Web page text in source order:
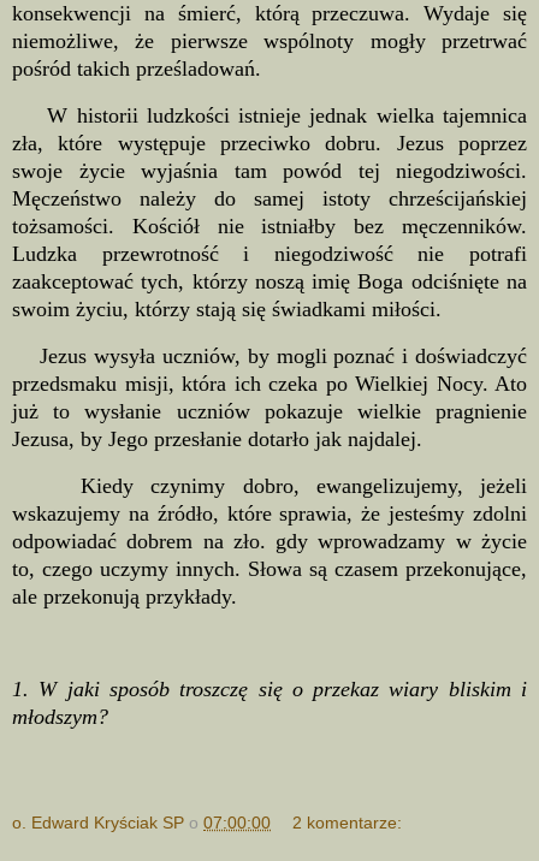
konsekwencji na śmierć, którą przeczuwa.Wydaje się
niemożliwe, że pierwsze wspólnoty mogły przetrwać
pośród takich prześladowań.
W historii ludzkości istnieje jednak wielka tajemnica
zła, które występuje przeciwko dobru. Jezus poprzez
swoje życie wyjaśnia tam powód tej niegodziwości.
Męczeństwo należy do samej istoty chrześcijańskiej
tożsamości. Kościół nie istniałby bez męczenników.
Ludzka przewrotność i niegodziwość nie potrafi
zaakceptować tych, którzy noszą imię Boga odciśnięte na
swoim życiu, którzy stają się świadkami miłości.
Jezus wysyła uczniów, by mogli poznać i doświadczyć
przedsmaku misji, która ich czeka po Wielkiej Nocy. Ato
już to wysłanie uczniów pokazuje wielkie pragnienie
Jezusa, by Jego przesłanie dotarło jak najdalej.
Kiedy czynimy dobro, ewangelizujemy, jeżeli
wskazujemy na źródło, które sprawia, że jesteśmy zdolni
odpowiadać dobrem na zło. gdy wprowadzamy w życie
to, czego uczymy innych. Słowa są czasem przekonujące,
ale przekonują przykłady.
1. W jaki sposób troszczę się o przekaz wiary bliskim i
młodszym?
o. Edward Kryściak SP o 07:00:00 2 komentarze: